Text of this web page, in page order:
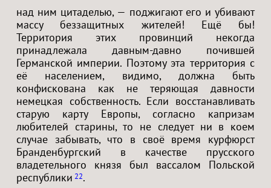
над ним цитаделью, — поджигают его и убивают
массу беззащитных жителей! Ещё бы!
Территория этих провинций некогда
принадлежала давным-давно почившей
Германской империи. Поэтому эта территория с
её населением, видимо, должна быть
конфискована как не теряющая давности
немецкая собственность. Если восстанавливать
старую карту Европы, согласно капризам
любителей старины, то не следует ни в коем
случае забывать, что в своё время курфюрст
Бранденбургский в качестве прусского
владетельного князя был вассалом Польской
республики 22.